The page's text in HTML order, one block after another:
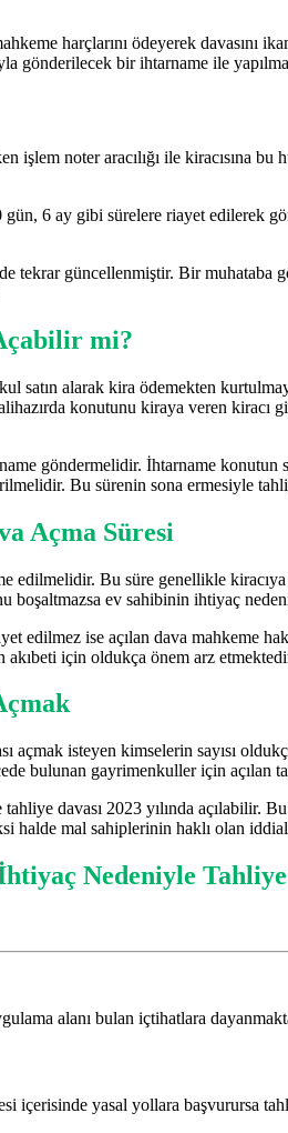
harçlarını ödeyerek davasını
gönderilecek bir ihtarname ile
işlem noter aracılığı ile kiracısına
6 ay gibi sürelere riayet edilerek
tekrar güncellenmiştir. Bir
mi?
satın alarak kira ödemekten
konutunu kiraya veren
göndermelidir. İhtarname konutun
Bu sürenin sona ermesiyle
Açma Süresi
edilmelidir. Bu süre genellikle
ev sahibinin ihtiyaç
edilmez ise açılan dava mahkeme
için oldukça önem arz
isteyen kimselerin sayısı
bulunan gayrimenkuller için açılan
davası 2023 yılında açılabilir.
mal sahiplerinin haklı olan
Nedeniyle
alanı bulan içtihatlara
yasal yollara başvurursa